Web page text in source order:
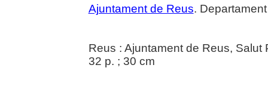
Ajuntament de Reus.
Reus : Ajuntament de Reus, Salut
32 p. ; 30 cm